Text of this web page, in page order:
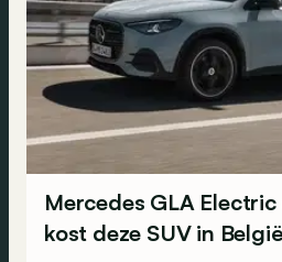
Mercedes GLA
kost deze SUV in België